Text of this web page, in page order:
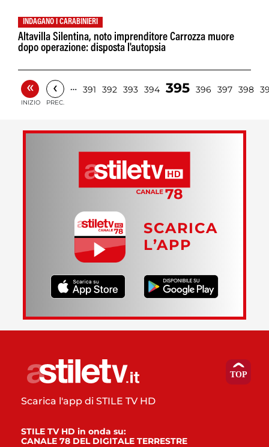
INDAGANO I CARABINIERI
Altavilla Silentina, noto imprenditore Carrozza muore
dopo operazione: disposta l'autopsia
«
INIZIO
‹
PREC.
… 391 392 393 394 395 396 397 398
SCARICA
L’APP
Scarica l'app di STILE TV HD
STILE TV HD in onda su:
CANALE 78 DEL DIGITALE TERRESTRE